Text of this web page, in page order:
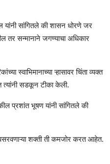
यांनी सांगितले की शासन धोरणे जर
तर सन्मानाने जगण्याचा अधिकार
स्वाभिमानाच्या ऱ्हासावर चिंता व्यक्त
त्यांनी सडकून टीका केली.
प्रशांत भूषण यांनी सांगितले की
पसरवणाऱ्या शक्ती ती कमजोर करत आहेत.